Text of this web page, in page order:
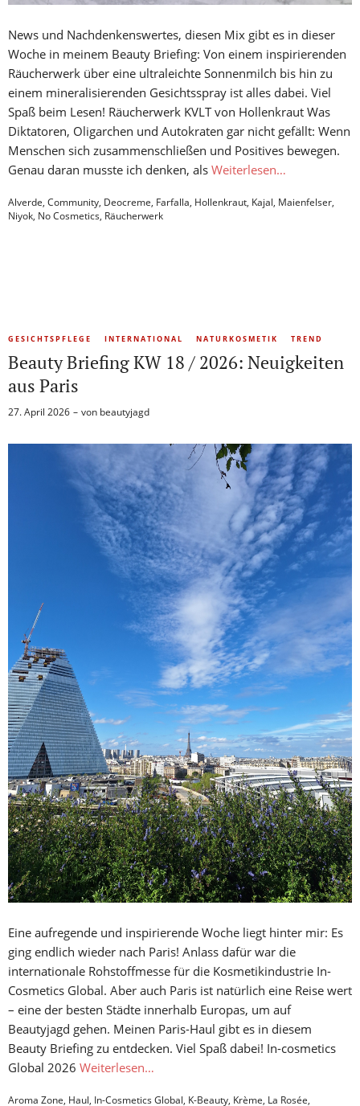
News und Nachdenkenswertes, diesen Mix gibt es in dieser
Woche in meinem Beauty Briefing: Von einem inspirierenden
Räucherwerk über eine ultraleichte Sonnenmilch bis hin zu
einem mineralisierenden Gesichtsspray ist alles dabei. Viel
Spaß beim Lesen! Räucherwerk KVLT von Hollenkraut Was
Diktatoren, Oligarchen und Autokraten gar nicht gefällt: Wenn
Menschen sich zusammenschließen und Positives bewegen.
Genau daran musste ich denken, als Weiterlesen…
Alverde, Community, Deocreme, Farfalla, Hollenkraut, Kajal, Maienfelser,
Niyok, No Cosmetics, Räucherwerk
GESICHTSPFLEGE INTERNATIONAL NATURKOSMETIK TREND
Beauty Briefing KW 18 / 2026: Neuigkeiten
aus Paris
27. April 2026 von beautyjagd
Eine aufregende und inspirierende Woche liegt hinter mir: Es
ging endlich wieder nach Paris! Anlass dafür war die
internationale Rohstoffmesse für die Kosmetikindustrie In-
Cosmetics Global. Aber auch Paris ist natürlich eine Reise wert
– eine der besten Städte innerhalb Europas, um auf
Beautyjagd gehen. Meinen Paris-Haul gibt es in diesem
Beauty Briefing zu entdecken. Viel Spaß dabei! In-cosmetics
Global 2026 Weiterlesen…
Aroma Zone, Haul, In-Cosmetics Global, K-Beauty, Krème, La Rosée,